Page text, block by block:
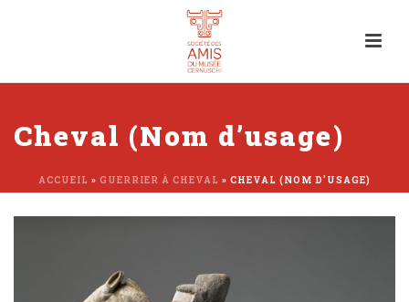
Cheval (Nom d’usage)
ACCUEIL » GUERRIER À CHEVAL » CHEVAL (NOM D’USAGE)